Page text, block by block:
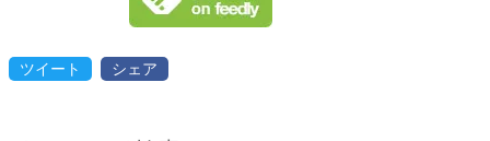
ツイート シェア